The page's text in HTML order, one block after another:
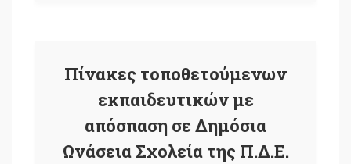
Πίνακες τοποθετούμενων
εκπαιδευτικών με
απόσπαση σε Δημόσια
Ωνάσεια Σχολεία της Π.Δ.Ε.